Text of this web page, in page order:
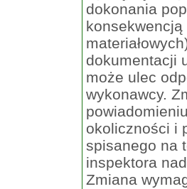
dokonania
dokumentacji
może ulec
wykonawcy.
okoliczności i
spisanego na
inspektora
Zmiana